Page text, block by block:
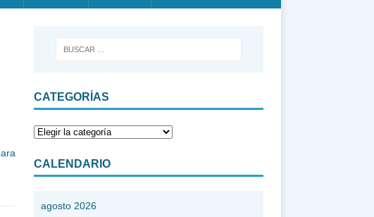
CATEGORÍAS
CALENDARIO
agosto 2026